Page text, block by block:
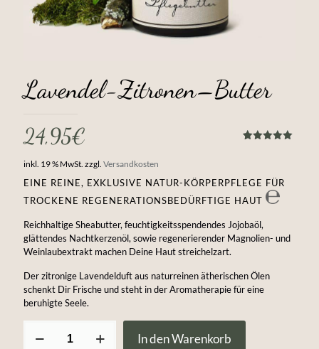
Lavendel-Zitronen–Butter
basierend
auf
Kundenbewertung
24,95€
inkl. 19 % MwSt. zzgl. Versandkosten
EINE REINE, EXKLUSIVE NATUR-KÖRPERPFLEGE FÜR
TROCKENE REGENERATIONSBEDÜRFTIGE HAUT
Reichhaltige Sheabutter, feuchtigkeitsspendendes Jojobaöl,
glättendes Nachtkerzenöl, sowie regenerierender Magnolien- und
Weinlaubextrakt machen Deine Haut streichelzart.
Der zitronige Lavendelduft aus naturreinen ätherischen Ölen
schenkt Dir Frische und steht in der Aromatherapie für eine
beruhigte Seele.
Zitronen–
In den Warenkorb